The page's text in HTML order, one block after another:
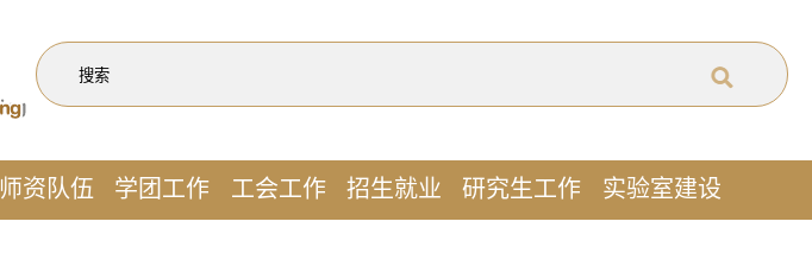
师资队伍 学团工作 工会工作 招生就业 研究生工作 实验室建设